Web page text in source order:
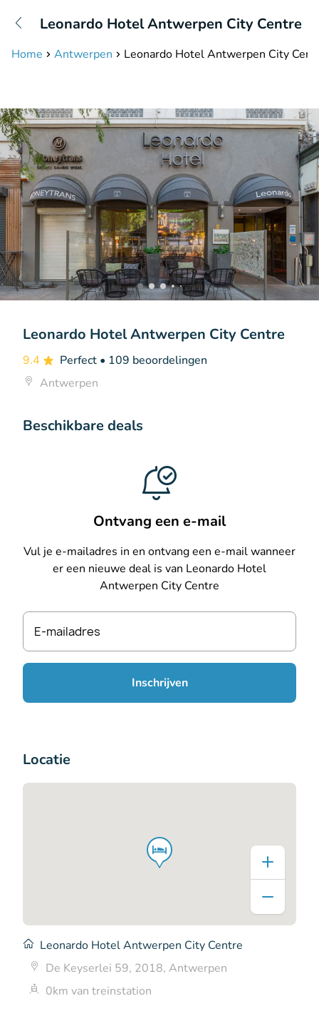
Bereikbaar tot 23:00 uur
Leonardo Hotel Antwerpen City Centre
Home Antwerpen Leonardo Hotel Antwerpen City
Leonardo Hotel Antwerpen City Centre
9.4 Perfect • 109 beoordelingen
Antwerpen
Beschikbare deals
Ontvang een e-mail
Vul je e-mailadres in en ontvang een e-mail wanneer
er een nieuwe deal is van Leonardo Hotel
Antwerpen City Centre
E-mailadres
Inschrijven
Locatie
Leonardo Hotel Antwerpen City Centre
De Keyserlei 59, 2018, Antwerpen
0km van treinstation